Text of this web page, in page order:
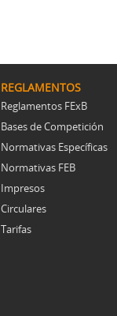
REGLAMENTOS
Reglamentos FExB
Bases de Competición
Normativas Específicas
Normativas FEB
Impresos
Circulares
Tarifas